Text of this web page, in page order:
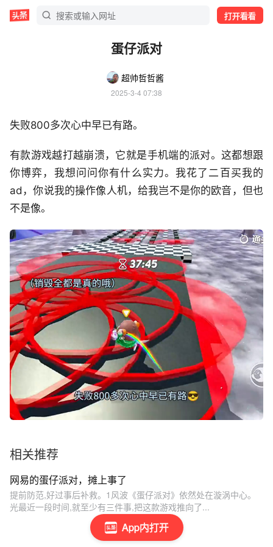
打开看看
App内打开
蛋仔派对
超帅哲哲酱
2025-3-4 07:38
失败800多次心中早已有路。
有款游戏越打越崩溃，它就是手机端的派对。这都想跟
你博弈，我想问问你有什么实力。我花了二百买我的
ad，你说我的操作像人机，给我岂不是你的欧音，但也
不是像。
相关推荐
网易的蛋仔派对，摊上事了
提前防范,好过事后补救。1风波《蛋仔派对》依然处在漩涡中心。
光最近一段时间,就至少有三件事,把这款游戏推向了...